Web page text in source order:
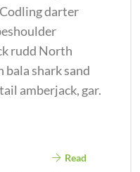
darter
rudd North
shark sand
amberjack, gar.
Read